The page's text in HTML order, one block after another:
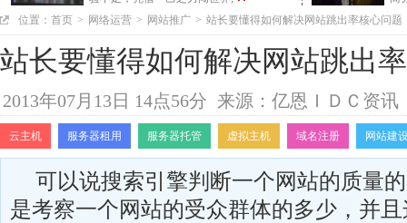
位置： 首页 > 网络运营 > 网站推广 > 站长要懂得如何解决网站跳出率核心问题
站长要懂得如何解决网站跳出
2013年07月13日 14点56分 来源：亿恩ＩＤＣ资讯
云主机 服务器租用 服务器托管 虚拟主机 域名注册 网站建
可以说搜索引擎判断一个网站的质量
是考察一个网站的受众群体的多少，并